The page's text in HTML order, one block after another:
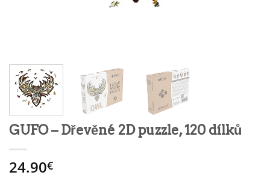
GUFO – Dřevěné 2D puzzle, 120 dílků
24.90€